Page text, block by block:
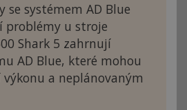
se systémem AD Blue
problémy u stroje
Shark 5 zahrnují
AD Blue, které mohou
a neplánovaným